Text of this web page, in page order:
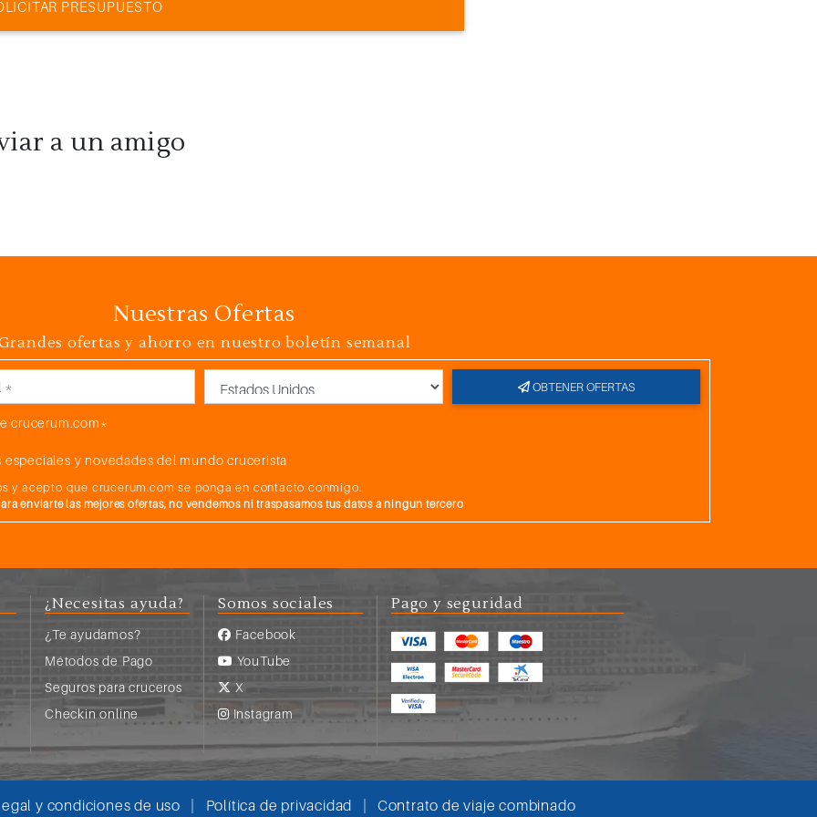
PRESUPUESTO
a un amigo
Nuestras Ofertas
ofertas y ahorro en nuestro boletín semanal
OBTENER OFERTAS
crucerum.com*
y novedades del mundo crucerista
y acepto que crucerum.com se ponga en contacto conmigo.
enviarte las mejores ofertas, no vendemos ni traspasamos tus datos a ningun tercero
¿Necesitas ayuda?
¿Te ayudamos?
Métodos de Pago
Seguros para cruceros
Checkin online
Somos sociales
Facebook
YouTube
X
Instagram
Pago y seguridad
y condiciones de uso | Política de privacidad | Contrato de viaje combinado